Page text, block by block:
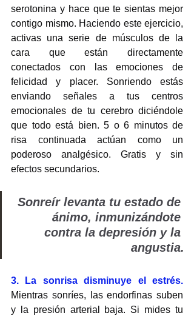
serotonina y hace que te sientas mejor
contigo mismo. Haciendo este ejercicio,
activas una serie de músculos de la
cara que están directamente
conectados con las emociones de
felicidad y placer. Sonriendo estás
enviando señales a tus centros
emocionales de tu cerebro diciéndole
que todo está bien. 5 o 6 minutos de
risa continuada actúan como un
poderoso analgésico. Gratis y sin
efectos secundarios.
Sonreír levanta tu estado de
ánimo, inmunizándote
contra la depresión y la
angustia.
Mientras sonríes, las endorfinas suben
y la presión arterial baja. Si mides tu